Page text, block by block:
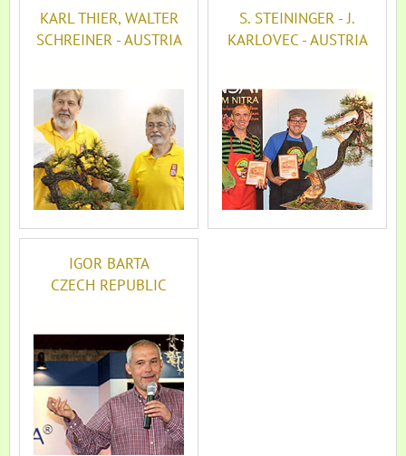
KARL THIER, WALTER
SCHREINER - AUSTRIA
S. STEININGER - J.
KARLOVEC - AUSTRIA
IGOR BARTA
CZECH REPUBLIC